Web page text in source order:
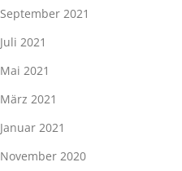
September 2021
Juli 2021
Mai 2021
März 2021
Januar 2021
November 2020